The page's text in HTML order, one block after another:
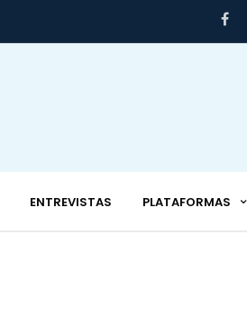
ENTREVISTAS PLATAFORMAS